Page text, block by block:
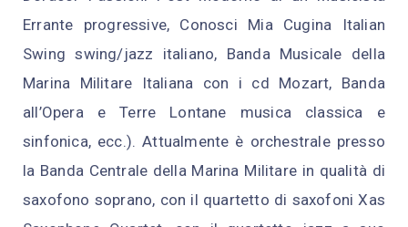
Errante progressive, Conosci Mia Cugina Italian
Swing swing/jazz italiano, Banda Musicale della
Marina Militare Italiana con i cd Mozart, Banda
all’Opera e Terre Lontane musica classica e
sinfonica, ecc.). Attualmente è orchestrale presso
la Banda Centrale della Marina Militare in qualità di
saxofono soprano, con il quartetto di saxofoni Xas